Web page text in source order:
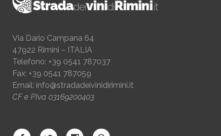
Via Dario Campana 64
47922 Rimini – ITALIA
Telefono: +39 0541 787037
Fax: +39 0541 787059
Email: info@stradadeivinidirimini.it
CF e PIva 03169200403